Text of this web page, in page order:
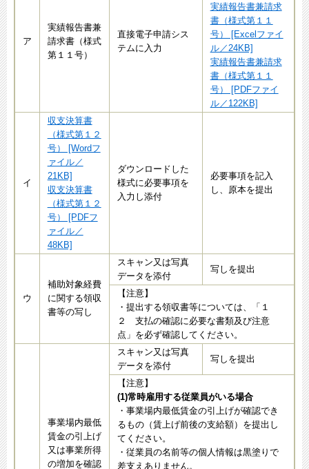
ア
実績報告書兼
請求書（様式
第１１号）
直接電子申請シス
テムに入力
実績報告書兼請求
書（様式第１１
号） [Excelファイ
ル／24KB]
実績報告書兼請求
書（様式第１１
号） [PDFファイ
ル／122KB]
イ
収支決算書
（様式第１２
号） [Wordフ
ァイル／
21KB]
収支決算書
（様式第１２
号） [PDFフ
ァイル／
48KB]
ダウンロードした
様式に必要事項を
入力し添付
必要事項を記入
し、原本を提出
ウ
補助対象経費
に関する領収
書等の写し
スキャン又は写真
データを添付
写しを提出
【注意】
・提出する領収書等については、「１
２ 支払の確認に必要な書類及び注意
点」を必ず確認してください。
事業場内最低
賃金の引上げ
又は事業所得
の増加を確認
スキャン又は写真
データを添付
写しを提出
【注意】
(1)常時雇用する従業員がいる場合
・事業場内最低賃金の引上げが確認でき
るもの（賃上げ前後の支給額）を提出し
てください。
・従業員の名前等の個人情報は黒塗りで
差支えありません。